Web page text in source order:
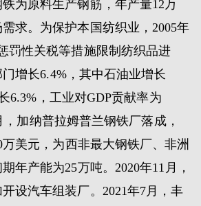
为原料生产钢筋，年产量12万
求。为保护本国纺织业，2005年
罚性关税等措施限制纺织品进
增长6.4%，其中石油业增长
6.3%，工业对GDP贡献率为
，加纳普拉姆普兰钢铁厂落成，
美元，为西非最大钢铁厂、非洲
年产能为25万吨。2020年11月，
设汽车组装厂。2021年7月，丰